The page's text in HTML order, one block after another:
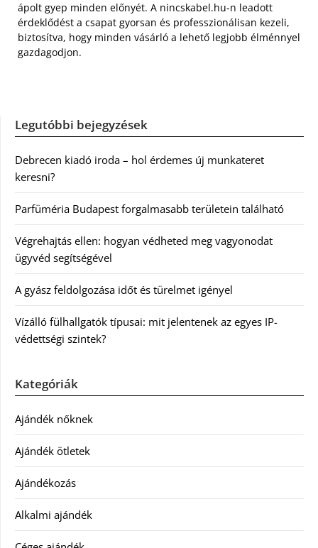
ápolt gyep minden előnyét. A nincskabel.hu-n leadott
érdeklődést a csapat gyorsan és professzionálisan kezeli,
biztosítva, hogy minden vásárló a lehető legjobb élménnyel
gazdagodjon.
Legutóbbi bejegyzések
Debrecen kiadó iroda – hol érdemes új munkateret
keresni?
Parfüméria Budapest forgalmasabb területein található
Végrehajtás ellen: hogyan védheted meg vagyonodat
ügyvéd segítségével
A gyász feldolgozása időt és türelmet igényel
Vízálló fülhallgatók típusai: mit jelentenek az egyes IP-
védettségi szintek?
Kategóriák
Ajándék nőknek
Ajándék ötletek
Ajándékozás
Alkalmi ajándék